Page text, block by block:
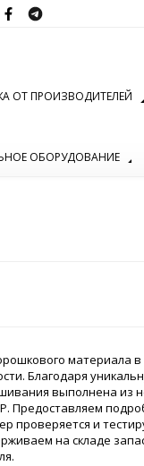
ОТ ПРОИЗВОДИТЕЛЕЙ
ОБОРУДОВАНИЕ
материала в
Благодаря
выполнена из
Предоставляем
проверяется и
на складе